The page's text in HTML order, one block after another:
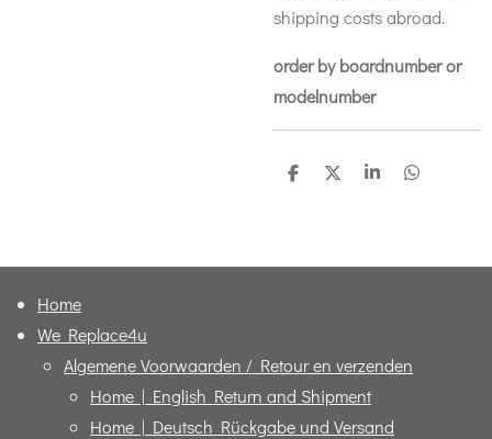
shipping costs abroad.
order by boardnumber or
modelnumber
D
D
S
D
Home
We Replace4u
Algemene Voorwaarden / Retour en verzenden
Home | English Return and Shipment
Home | Deutsch Rückgabe und Versand